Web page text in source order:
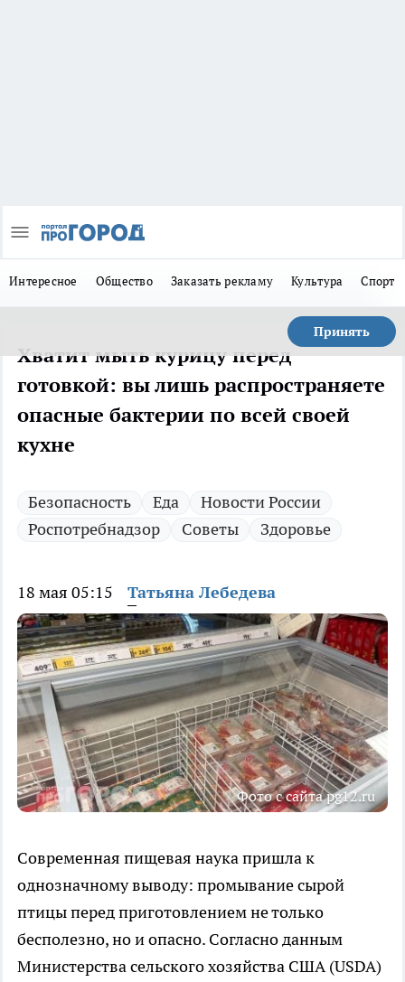
Интересное Общество Заказать рекламу Культура Спорт
Принять
Хватит мыть курицу перед
готовкой: вы лишь распространяете
опасные бактерии по всей своей
кухне
Безопасность Еда
Новости России
Роспотребнадзор
Советы Здоровье
18 мая 05:15 Татьяна Лебедева
Фото с сайта pg12.ru
Современная пищевая наука пришла к
однозначному выводу: промывание сырой
птицы перед приготовлением не только
бесполезно, но и опасно. Согласно данным
Министерства сельского хозяйства США (USDA)